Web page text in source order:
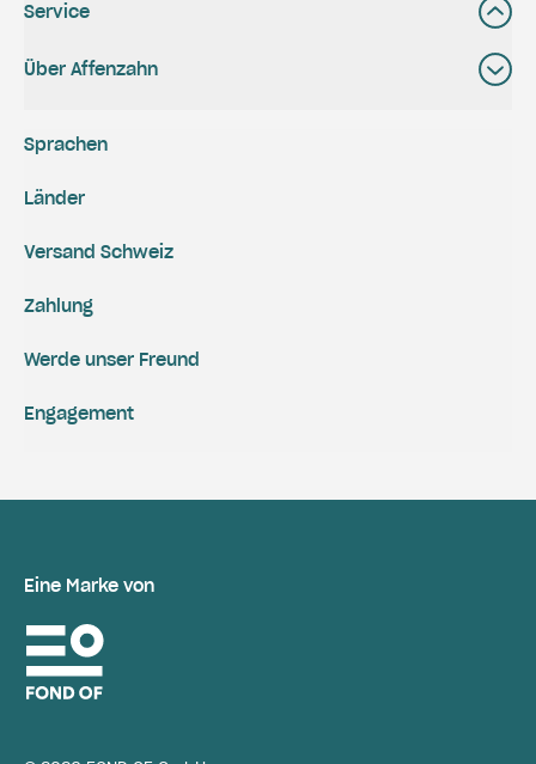
Service
Über Affenzahn
Versand Schweiz
Zahlung
Engagement
Werde unser Freund
Sprachen
Länder
Eine Marke von